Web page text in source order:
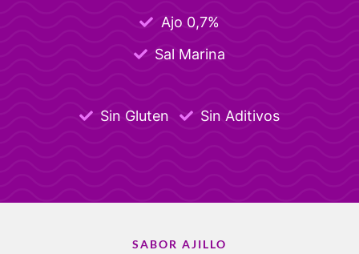
Ajo 0,7%
Sal Marina
Sin Gluten Sin Aditivos
SABOR AJILLO